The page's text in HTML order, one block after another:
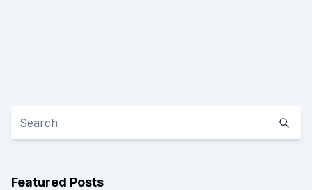
Featured Posts